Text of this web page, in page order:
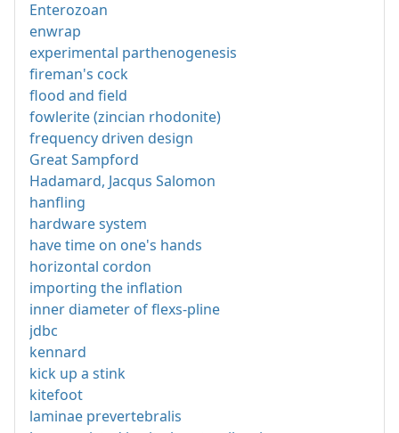
Enterozoan
enwrap
experimental parthenogenesis
fireman's cock
flood and field
fowlerite (zincian rhodonite)
frequency driven design
Great Sampford
Hadamard, Jacqus Salomon
hanfling
hardware system
have time on one's hands
horizontal cordon
importing the inflation
inner diameter of flexs-pline
jdbc
kennard
kick up a stink
kitefoot
laminae prevertebralis